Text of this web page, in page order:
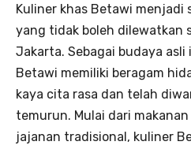
Kuliner khas Betawi menjadi
yang tidak boleh dilewatkan
Jakarta. Sebagai budaya asli
Betawi memiliki beragam
kaya cita rasa dan telah
temurun. Mulai dari
jajanan tradisional, kuliner